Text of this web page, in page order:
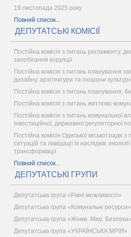
19 листопада 2025 року
Повний список...
ДЕПУТАТСЬКІ КОМІСІЇ
Постійна комісія з питань регламенту,
запобігання корупції
Постійна комісія з питань планування
дизайну, архітектури та охорони
Постійна комісія з питань планування,
Постійна комісія з питань житлово-
Постійна комісія з питань комунальної
інвестиційної, державної регуляторної
Постійна комісія Одеської міської ради
ситуацій та ліквідації їх наслідків,
трансформації
Повний список...
ДЕПУТАТСЬКІ ГРУПИ
Депутатська група «Рівні можливості»
Депутатська група «Комунальні ресурси»
Депутатська група «Жінки. Мир. Безпека»
Депутатська група «УКРАЇНСЬКА МРІЯ»